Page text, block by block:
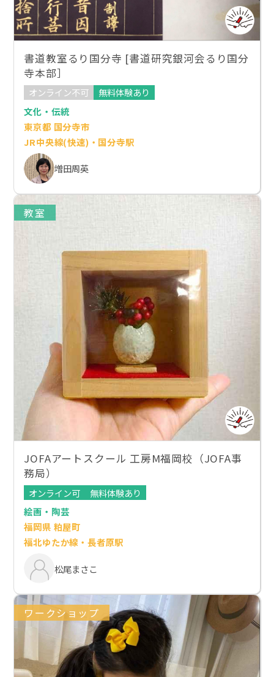
書道教室るり国分寺 [書道研究銀河会るり国分
寺本部］
オンライン不可
無料体験あり
文化・伝統
東京都 国分寺市
JR中央線(快速)・国分寺駅
増田周英
教室
JOFAアートスクール 工房M福岡校（JOFA事
務局）
オンライン可
無料体験あり
絵画・陶芸
福岡県 粕屋町
福北ゆたか線・長者原駅
松尾まさこ
ワークショップ